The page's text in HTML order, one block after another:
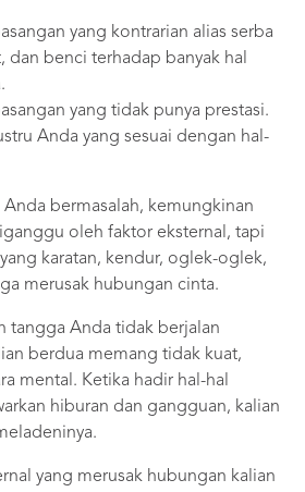
yang kontrarian alias serba
dan benci terhadap banyak hal
yang tidak punya prestasi.
Anda yang sesuai dengan hal-
bermasalah, kemungkinan
oleh faktor eksternal, tapi
karatan, kendur, oglek-oglek,
merusak hubungan cinta.
tangga Anda tidak berjalan
berdua memang tidak kuat,
mental. Ketika hadir hal-hal
hiburan dan gangguan, kalian
yang merusak hubungan kalian